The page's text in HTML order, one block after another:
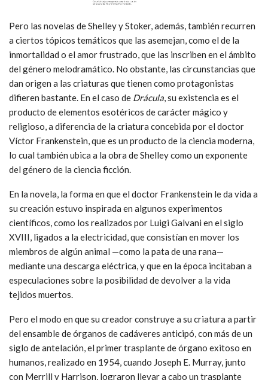
Pero las novelas de Shelley y Stoker, además, también recurren
a ciertos tópicos temáticos que las asemejan, como el de la
inmortalidad o el amor frustrado, que las inscriben en el ámbito
del género melodramático. No obstante, las circunstancias que
dan origen a las criaturas que tienen como protagonistas
difieren bastante. En el caso de Drácula, su existencia es el
producto de elementos esotéricos de carácter mágico y
religioso, a diferencia de la criatura concebida por el doctor
Víctor Frankenstein, que es un producto de la ciencia moderna,
lo cual también ubica a la obra de Shelley como un exponente
del género de la ciencia ficción.
En la novela, la forma en que el doctor Frankenstein le da vida a
su creación estuvo inspirada en algunos experimentos
científicos, como los realizados por Luigi Galvani en el siglo
XVIII, ligados a la electricidad, que consistían en mover los
miembros de algún animal —como la pata de una rana—
mediante una descarga eléctrica, y que en la época incitaban a
especulaciones sobre la posibilidad de devolver a la vida
tejidos muertos.
Pero el modo en que su creador construye a su criatura a partir
del ensamble de órganos de cadáveres anticipó, con más de un
siglo de antelación, el primer trasplante de órgano exitoso en
humanos, realizado en 1954, cuando Joseph E. Murray, junto
con Merrill y Harrison, lograron llevar a cabo un trasplante